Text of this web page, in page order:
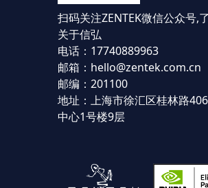
扫码关注ZENTEK微信公众号,
关于信弘
电话：17740889963
邮箱：hello@zentek.com.cn
邮编：201100
地址：上海市徐汇区桂林路
中心1号楼9层